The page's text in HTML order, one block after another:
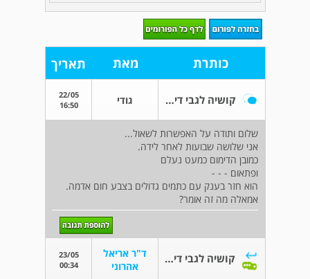
כותרת מאת תאריך
קושיה לגבי דימום לאחר לידה גודי
22/05
16:50
שלום ותודה על האפשרות לשאול...
אני שלושה שבועות לאחר לידה.
כמובן הדימום כמעט נעלם
ופתאום - - -
הוא חזר בענק עם כתמים גדולים בצבע חום אדמה.
אמאלה מה זה אומר?
קושיה לגבי דימום לאחר לידה
ד"ר אריאל
אהרוני
23/05
00:34